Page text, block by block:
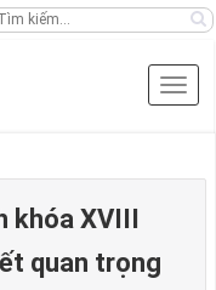
khóa XVIII
quan trọng